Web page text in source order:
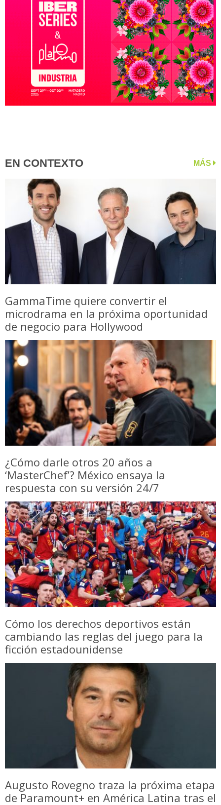
EN CONTEXTO MÁS
GammaTime quiere convertir el
microdrama en la próxima oportunidad
de negocio para Hollywood
¿Cómo darle otros 20 años a
‘MasterChef’? México ensaya la
respuesta con su versión 24/7
Cómo los derechos deportivos están
cambiando las reglas del juego para la
ficción estadounidense
Augusto Rovegno traza la próxima etapa
de Paramount+ en América Latina tras el